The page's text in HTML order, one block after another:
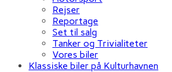
Rejser
Reportage
Set til salg
Tanker og Trivialiteter
Vores biler
Klassiske biler på Kulturhavnen